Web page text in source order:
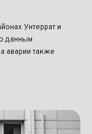
Унтеррат и
данным
аварии также